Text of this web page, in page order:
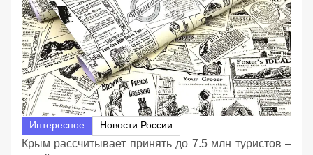
Интересное Новости России
Крым рассчитывает принять до 7.5 млн туристов –